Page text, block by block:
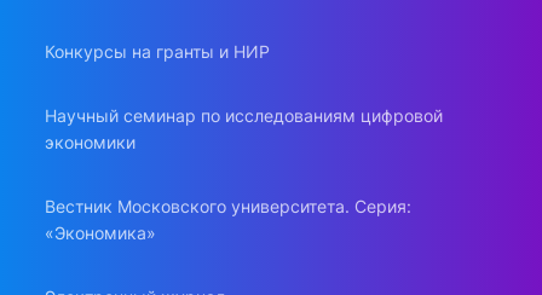
Конкурсы на гранты и НИР
Научный семинар по исследованиям цифровой
экономики
Вестник Московского университета. Серия:
«Экономика»